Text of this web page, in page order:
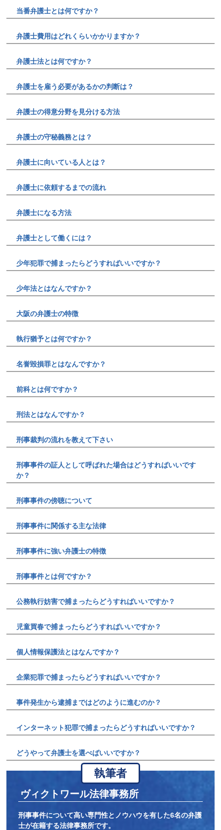
当番弁護士とは何ですか？
弁護士費用はどれくらいかかりますか？
弁護士法とは何ですか？
弁護士を雇う必要があるかの判断は？
弁護士の得意分野を見分ける方法
弁護士の守秘義務とは？
弁護士に向いている人とは？
弁護士に依頼するまでの流れ
弁護士になる方法
弁護士として働くには？
少年犯罪で捕まったらどうすればいいですか？
少年法とはなんですか？
大阪の弁護士の特徴
執行猶予とは何ですか？
名誉毀損罪とはなんですか？
前科とは何ですか？
刑法とはなんですか？
刑事裁判の流れを教えて下さい
刑事事件の証人として呼ばれた場合はどうすればいいです
か？
刑事事件の傍聴について
刑事事件に関係する主な法律
刑事事件に強い弁護士の特徴
刑事事件とは何ですか？
公務執行妨害で捕まったらどうすればいいですか？
児童買春で捕まったらどうすればいいですか？
個人情報保護法とはなんですか？
企業犯罪で捕まったらどうすればいいですか？
事件発生から逮捕まではどのように進むのか？
インターネット犯罪で捕まったらどうすればいいですか？
どうやって弁護士を選べばいいですか？
執筆者
ヴィクトワール法律事務所
刑事事件について高い専門性とノウハウを有した6名の弁護
士が在籍する法律事務所です。